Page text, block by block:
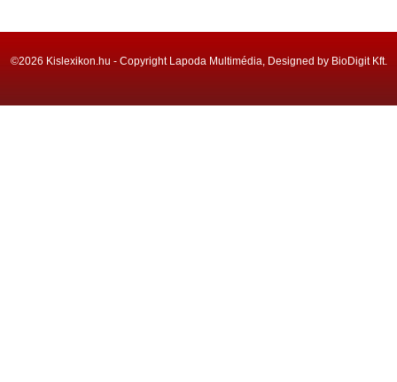
©2026 Kislexikon.hu - Copyright Lapoda Multimédia, Designed by BioDigit Kft.